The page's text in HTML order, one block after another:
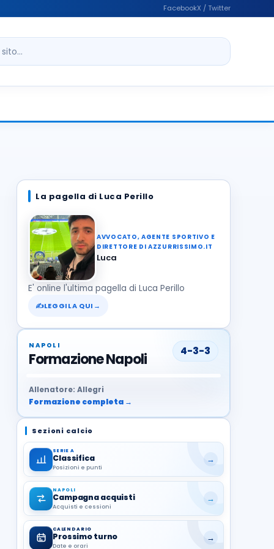
FacebookX / Twitter
La pagella di Luca Perillo
AVVOCATO, AGENTE SPORTIVO E
DIRETTORE DI AZZURRISSIMO.IT
Luca
E' online l'ultima pagella di Luca Perillo
✍LEGGILA QUI →
NAPOLI
Formazione Napoli 4-3-3
Allenatore: Allegri
Formazione completa →
Sezioni calcio
SERIE A
Classifica
Posizioni e punti
→
NAPOLI
Campagna acquisti
Acquisti e cessioni
→
CALENDARIO
Prossimo turno
Date e orari
→